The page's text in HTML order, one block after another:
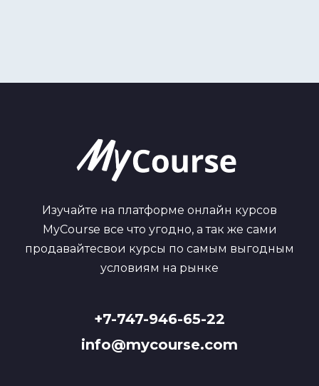
Изучайте на платформе онлайн курсов
MyCourse все что угодно, а так же сами
продавайтесвои курсы по самым выгодным
условиям на рынке
+7-747-946-65-22
info@mycourse.com